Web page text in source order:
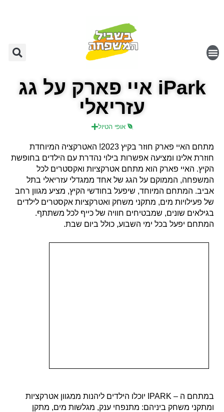
iPark איי פארק על גג
עזריאלי
אופי הטיול
מתחם האיי פארק חוזר בקיץ 2023! האטרקציה המיוחדת
חוזרת אלינו ומציעה אפשרות בילוי נהדרת עם הילדים בחופשת
הקיץ. האיי פארק הוא מתחם אטרקציות ואקסטרים לכל
המשפחה, הממוקם על הגג של אחד ממגדלי עזריאלי בתל
אביב. המתחם המיוחד, שיפעל בחודשי הקיץ, מציע מגוון רחב
של פעילויות מים, מתקני משחק ואטרקציות אקסטרים לילדים
בגילאים שונים, שמבטיחים חוויה של כייף לכל משתתף.
המתחם יפעל בכל ימי השבוע, כולל ביום שבת.
במתחם ה – IPARK יוכלו הילדים ליהנות ממגוון אטרקציות
ומתקני משחק ביניהם: מתנפחי ענק, מגלשות מים, מתקן